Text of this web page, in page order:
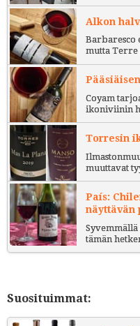
Alkon
Barbaresco
mutta Terre
Coyam
ikoniviinin
Torresin
muuttavat
País:
näyttävän
Syvemmällä
tämän
Suosituimmat: